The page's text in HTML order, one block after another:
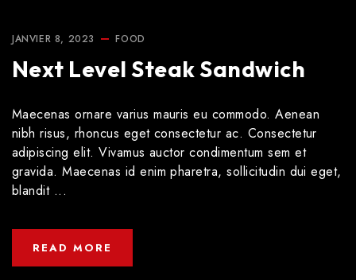
JANVIER 8, 2023 FOOD
Next Level Steak Sandwich
Maecenas ornare varius mauris eu commodo. Aenean
nibh risus, rhoncus eget consectetur ac. Consectetur
adipiscing elit. Vivamus auctor condimentum sem et
gravida. Maecenas id enim pharetra, sollicitudin dui eget,
blandit ...
READ MORE